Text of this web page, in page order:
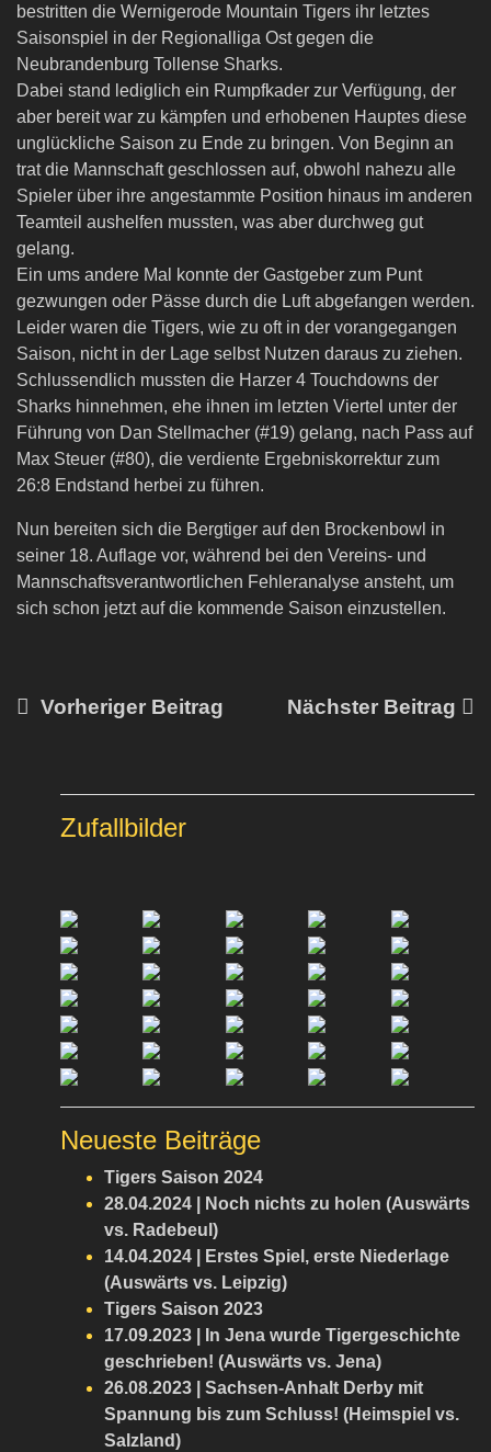
bestritten die Wernigerode Mountain Tigers ihr letztes
Saisonspiel in der Regionalliga Ost gegen die
Neubrandenburg Tollense Sharks.
Dabei stand lediglich ein Rumpfkader zur Verfügung, der
aber bereit war zu kämpfen und erhobenen Hauptes diese
unglückliche Saison zu Ende zu bringen. Von Beginn an
trat die Mannschaft geschlossen auf, obwohl nahezu alle
Spieler über ihre angestammte Position hinaus im anderen
Teamteil aushelfen mussten, was aber durchweg gut
gelang.
Ein ums andere Mal konnte der Gastgeber zum Punt
gezwungen oder Pässe durch die Luft abgefangen werden.
Leider waren die Tigers, wie zu oft in der vorangegangen
Saison, nicht in der Lage selbst Nutzen daraus zu ziehen.
Schlussendlich mussten die Harzer 4 Touchdowns der
Sharks hinnehmen, ehe ihnen im letzten Viertel unter der
Führung von Dan Stellmacher (#19) gelang, nach Pass auf
Max Steuer (#80), die verdiente Ergebniskorrektur zum
26:8 Endstand herbei zu führen.
Nun bereiten sich die Bergtiger auf den Brockenbowl in
seiner 18. Auflage vor, während bei den Vereins- und
Mannschaftsverantwortlichen Fehleranalyse ansteht, um
sich schon jetzt auf die kommende Saison einzustellen.
Vorheriger Beitrag Nächster Beitrag
Zufallbilder
Neueste Beiträge
Tigers Saison 2024
28.04.2024 | Noch nichts zu holen (Auswärts
vs. Radebeul)
14.04.2024 | Erstes Spiel, erste Niederlage
(Auswärts vs. Leipzig)
Tigers Saison 2023
17.09.2023 | In Jena wurde Tigergeschichte
geschrieben! (Auswärts vs. Jena)
26.08.2023 | Sachsen-Anhalt Derby mit
Spannung bis zum Schluss! (Heimspiel vs.
Salzland)